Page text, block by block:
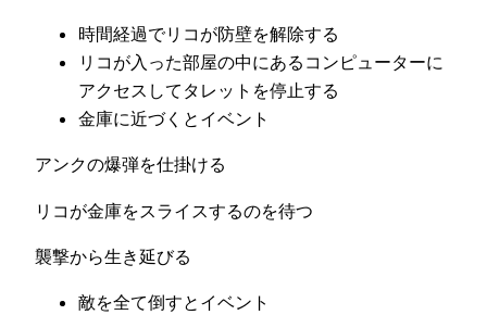
時間経過でリコが防壁を解除する
リコが入った部屋の中にあるコンピューターに
アクセスしてタレットを停止する
金庫に近づくとイベント
アンクの爆弾を仕掛ける
リコが金庫をスライスするのを待つ
襲撃から生き延びる
敵を全て倒すとイベント